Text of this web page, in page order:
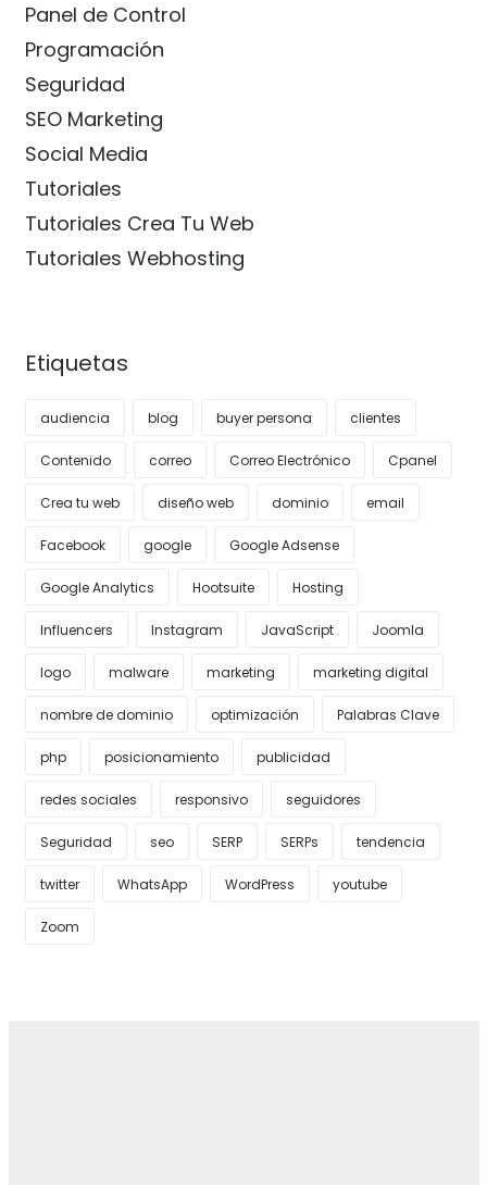
Panel de Control
Programación
Seguridad
SEO Marketing
Social Media
Tutoriales
Tutoriales Crea Tu Web
Tutoriales Webhosting
Etiquetas
audiencia blog buyer persona clientes
Contenido correo Correo Electrónico Cpanel
Crea tu web diseño web dominio email
Facebook google Google Adsense
Google Analytics Hootsuite Hosting
Influencers Instagram JavaScript Joomla
logo malware marketing marketing digital
nombre de dominio optimización Palabras Clave
php posicionamiento publicidad
redes sociales responsivo seguidores
Seguridad seo SERP SERPs tendencia
twitter WhatsApp WordPress youtube
Zoom